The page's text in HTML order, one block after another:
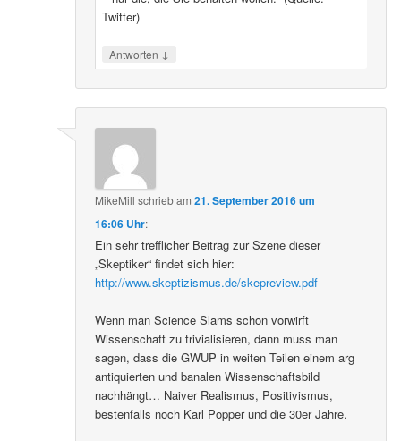
Twitter)
Antworten ↓
MikeMill schriebam21. September 2016 um
16:06 Uhr:
Ein sehr trefflicher Beitrag zur Szene dieser
„Skeptiker“ findet sich hier:
http://www.skeptizismus.de/skepreview.pdf
Wenn man Science Slams schon vorwirft
Wissenschaft zu trivialisieren, dann muss man
sagen, dass die GWUP in weiten Teilen einem arg
antiquierten und banalen Wissenschaftsbild
nachhängt… Naiver Realismus, Positivismus,
bestenfalls noch Karl Popper und die 30er Jahre.